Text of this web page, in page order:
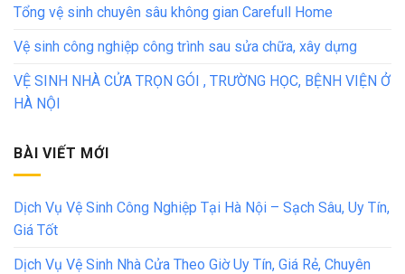
Tổng vệ sinh chuyên sâu không gian Carefull Home
Vệ sinh công nghiệp công trình sau sửa chữa, xây dựng
VỆ SINH NHÀ CỬA TRỌN GÓI , TRƯỜNG HỌC, BỆNH VIỆN Ở
HÀ NỘI
BÀI VIẾT MỚI
Dịch Vụ Vệ Sinh Công Nghiệp Tại Hà Nội – Sạch Sâu, Uy Tín,
Giá Tốt
Dịch Vụ Vệ Sinh Nhà Cửa Theo Giờ Uy Tín, Giá Rẻ, Chuyên